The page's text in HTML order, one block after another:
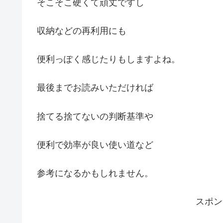
そこそこ硬くて頑丈ですし
収納などの再利用にも
便利っぽく感じたりもしますよね。
最後までお読みいただければ
捨てる捨てないの判断基準や
便利で効率が良い使い道など
参考になるかもしれません。
スポ